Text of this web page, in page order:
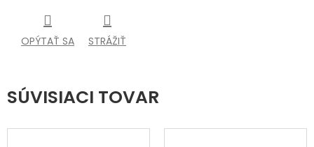
OPÝTAŤ SA STRÁŽIŤ
SÚVISIACI TOVAR